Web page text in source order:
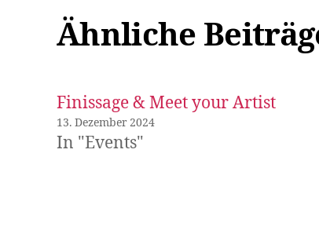
Ähnliche
Finissage & Meet your Artist
13. Dezember 2024
In "Events"